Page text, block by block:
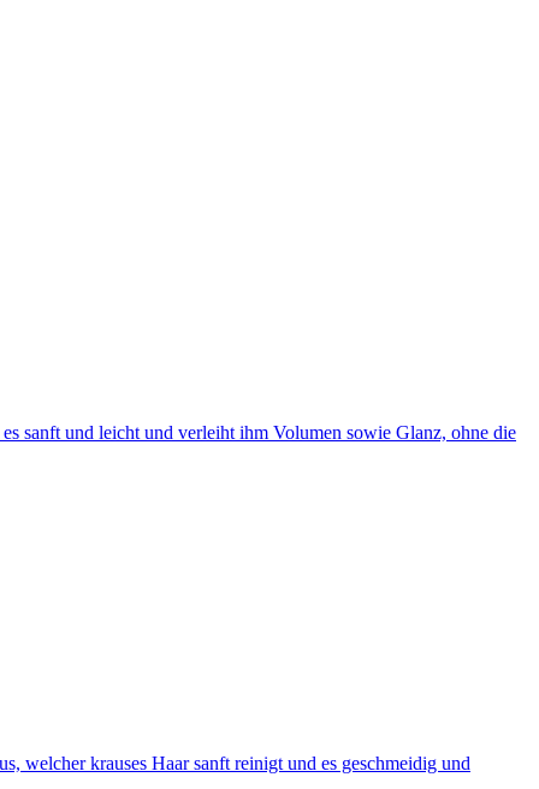
sanft und leicht und verleiht ihm Volumen sowie Glanz, ohne die
welcher krauses Haar sanft reinigt und es geschmeidig und